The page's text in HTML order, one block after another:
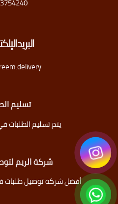
البريد
تسليم
يتم تسليم الطلبات في
شركة الريم
أفضل شركة توصيل طلبات